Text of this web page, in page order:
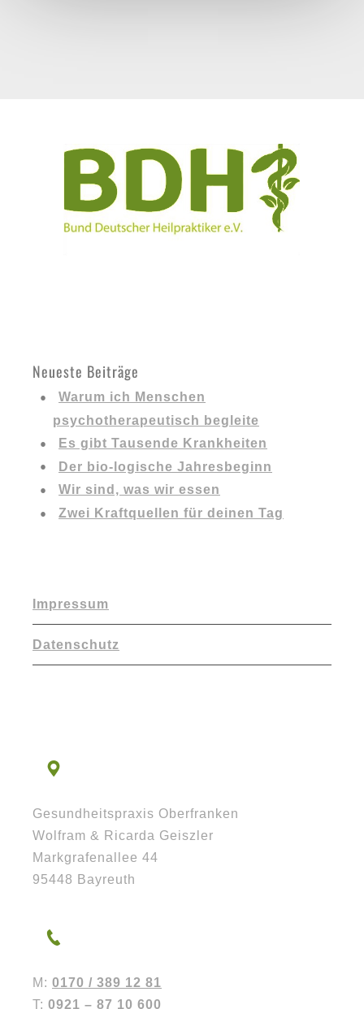
Neueste Beiträge
Warum ich Menschen
psychotherapeutisch begleite
Es gibt Tausende Krankheiten
Der bio-logische Jahresbeginn
Wir sind, was wir essen
Zwei Kraftquellen für deinen Tag
Impressum
Datenschutz
Gesundheitspraxis Oberfranken
Wolfram & Ricarda Geiszler
Markgrafenallee 44
95448 Bayreuth
M: 0170 / 389 12 81
T: 0921 – 87 10 600